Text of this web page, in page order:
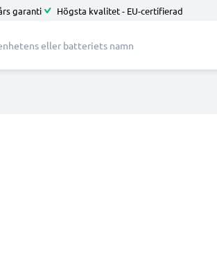
garanti Högsta kvalitet - EU-certifierad